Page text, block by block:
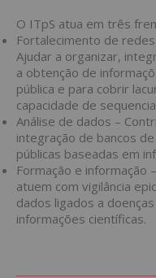
O ITpS atua em três
Fortalecimento de
Ajudar a organizar,
a obtenção de
pública e para cobrir
capacidade de
Análise de dados –
integração de bancos
públicas baseadas em
Formação e informação
atuem com vigilância
dados ligados a
informações científicas.